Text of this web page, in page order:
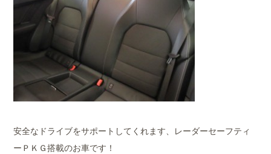
安全なドライブをサポートしてくれます、レーダーセーフティ
ーＰＫＧ搭載のお車です！